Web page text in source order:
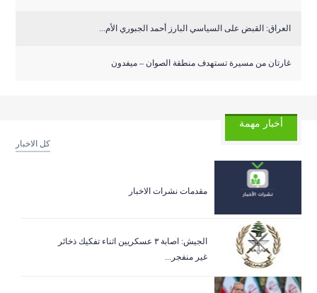
العراق: القبض على السياسي البارز أحمد الجبوري الأم...
غارتان من مسيرة تستهدف منطقة الصوان – ميفدون
أخبار مهمة
كل الاخبار
مقدمات نشرات الاخبار
الجيش: اصابة ٣ عسكريين اثناء تفكيك ذخائر
غير منفجر...